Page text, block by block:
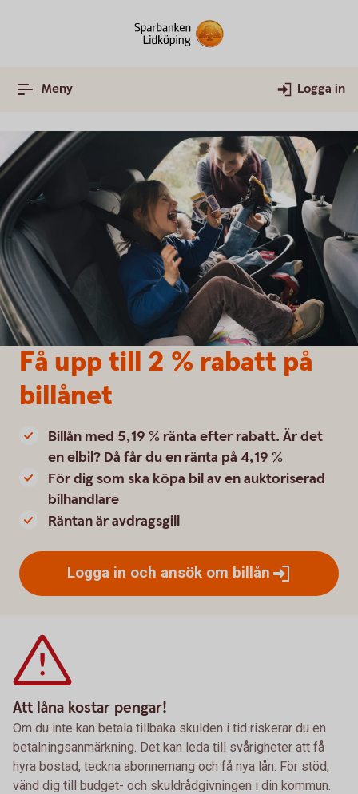
Meny Logga in
Få upp till 2 % rabatt på
billånet
Billån med 5,19 % ränta efter rabatt. Är det
en elbil? Då får du en ränta på 4,19 %
För dig som ska köpa bil av en auktoriserad
bilhandlare
Räntan är avdragsgill
Logga in och ansök om billån
Att låna kostar pengar!
Om du inte kan betala tillbaka skulden i tid riskerar du en
betalningsanmärkning. Det kan leda till svårigheter att få
hyra bostad, teckna abonnemang och få nya lån. För stöd,
vänd dig till budget- och skuldrådgivningen i din kommun.